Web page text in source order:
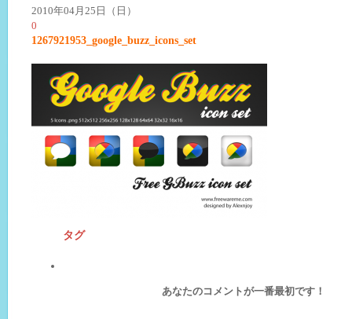
2010年04月25日（日）
0
1267921953_google_buzz_icons_set
タグ
あなたのコメントが一番最初です！